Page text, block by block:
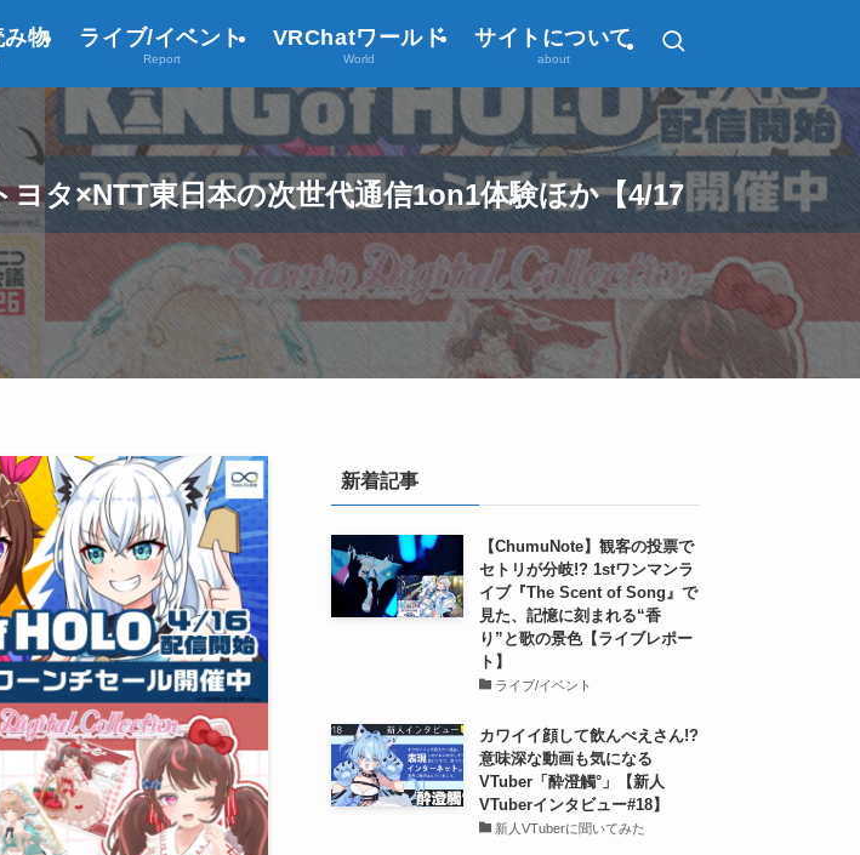
物 ライブ/イベント
Report
VRChatワールド
World
サイトについて
about
タ×NTT東日本の次世代通信1on1体験ほか【4/17
新着記事
【ChumuNote】観客の投票で
セトリが分岐!? 1stワンマンラ
イブ『The Scent of Song』で
見た、記憶に刻まれる“香
り”と歌の景色【ライブレポー
ト】
ライブ/イベント
カワイイ顔して飲んべえさん!?
意味深な動画も気になる
VTuber「酔澄觸°」【新人
VTuberインタビュー#18】
新人VTuberに聞いてみた